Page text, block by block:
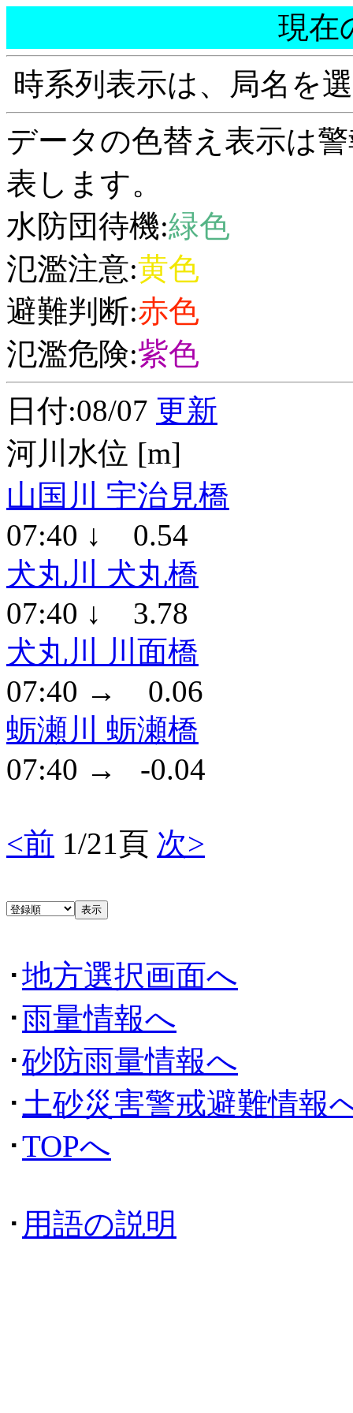
現在
時系列表示は、局名を
データの色替え表示は
表します。
水防団待機:緑色
氾濫注意:黄色
避難判断:赤色
氾濫危険:紫色
日付:08/07 更新
河川水位 [m]
山国川 宇治見橋
07:40 ↓ 0.54
犬丸川 犬丸橋
07:40 ↓ 3.78
犬丸川 川面橋
07:40 → 0.06
蛎瀬川 蛎瀬橋
07:40 → -0.04
<前 1/21頁 次>
･地方選択画面へ
･雨量情報へ
･砂防雨量情報へ
･ 土砂災害警戒避難情報
･TOPへ
･ 用語の説明